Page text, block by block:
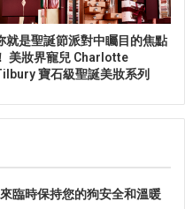
就是聖誕節派對中矚目的焦點
！ 美妝界寵兒 Charlotte
寶石級聖誕美妝系列
臨時保持您的狗安全和溫暖